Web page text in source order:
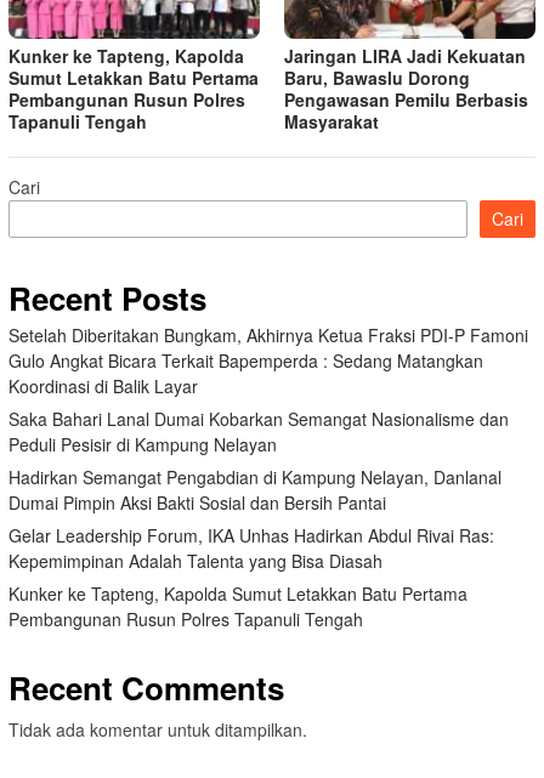
Kunker ke Tapteng, Kapolda
Sumut Letakkan Batu Pertama
Pembangunan Rusun Polres
Tapanuli Tengah
Jaringan LIRA Jadi Kekuatan
Baru, Bawaslu Dorong
Pengawasan Pemilu Berbasis
Masyarakat
Cari
Cari
Recent Posts
Setelah Diberitakan Bungkam, Akhirnya Ketua Fraksi PDI-P Famoni
Gulo Angkat Bicara Terkait Bapemperda : Sedang Matangkan
Koordinasi di Balik Layar
Saka Bahari Lanal Dumai Kobarkan Semangat Nasionalisme dan
Peduli Pesisir di Kampung Nelayan
Hadirkan Semangat Pengabdian di Kampung Nelayan, Danlanal
Dumai Pimpin Aksi Bakti Sosial dan Bersih Pantai
Gelar Leadership Forum, IKA Unhas Hadirkan Abdul Rivai Ras:
Kepemimpinan Adalah Talenta yang Bisa Diasah
Kunker ke Tapteng, Kapolda Sumut Letakkan Batu Pertama
Pembangunan Rusun Polres Tapanuli Tengah
Recent Comments
Tidak ada komentar untuk ditampilkan.